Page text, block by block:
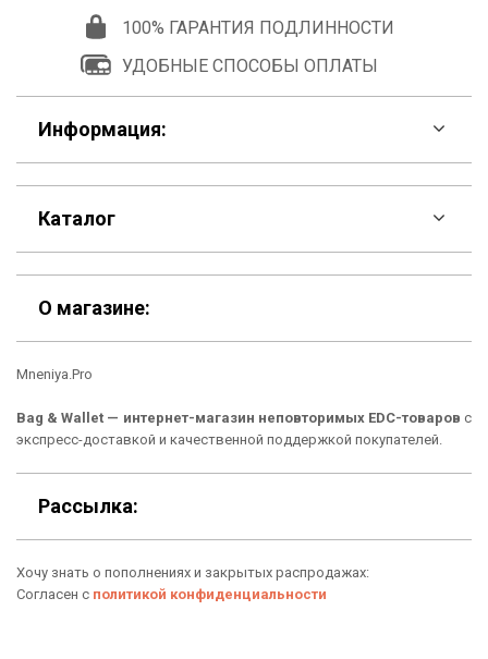
100% ГАРАНТИЯ ПОДЛИННОСТИ
УДОБНЫЕ СПОСОБЫ ОПЛАТЫ
Информация:
F.A.Q
Контакты
Шоурум
Материалы
Подарочные сертификаты
О нас
Отзывы о Bag & Wallet
Каталог
Скидки
Кошельки
Сумки
Новинки
О магазине:
Mneniya.Pro
Bag & Wallet — интернет-магазин неповторимых EDC-товаров с
экспресс-доставкой и качественной поддержкой покупателей.
Рассылка:
Хочу знать о пополнениях и закрытых распродажах:
Согласен с политикой конфиденциальности